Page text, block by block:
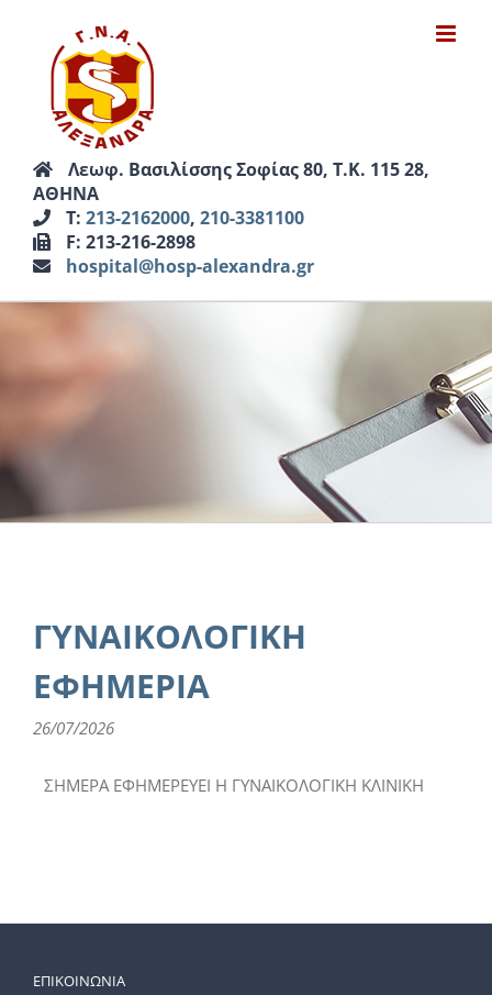
περιεχόμενο
Λεωφ. Βασιλίσσης Σοφίας 80, Τ.Κ. 115 28,
ΑΘΗΝΑ
Τ: 213-2162000, 210-3381100
F: 213-216-2898
hospital@hosp-alexandra.gr
ΓΥΝΑΙΚΟΛΟΓΙΚΗ
ΕΦΗΜΕΡΙΑ
26/07/2026
ΣΗΜΕΡΑ ΕΦΗΜΕΡΕΥΕΙ Η ΓΥΝΑΙΚΟΛΟΓΙΚΗ ΚΛΙΝΙΚΗ
ΕΠΙΚΟΙΝΩΝΙΑ